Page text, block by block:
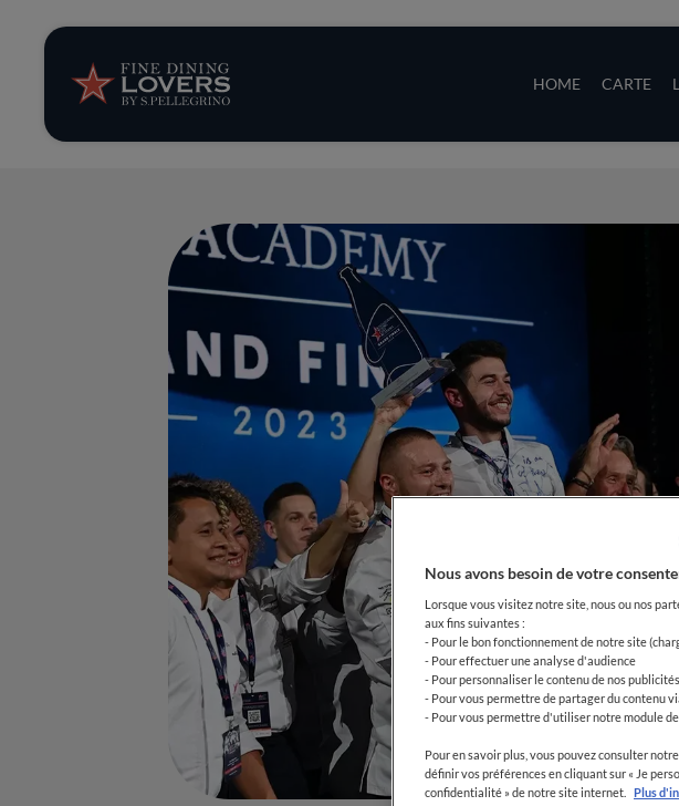
HOME CARTE
News et tendances
Recettes
Conseils et astuces
Séries
Nous avons besoin de votre
Lorsque vous visitez notre site, nous ou nos
aux fins suivantes :
- Pour le bon fonctionnement de notre site
- Pour effectuer une analyse d'audience
- Pour personnaliser le contenu de nos
- Pour vous permettre de partager du contenu
- Pour vous permettre d'utiliser notre module
Pour en savoir plus, vous pouvez consulter
définir vos préférences en cliquant sur « Je
confidentialité » de notre site internet.
Plus